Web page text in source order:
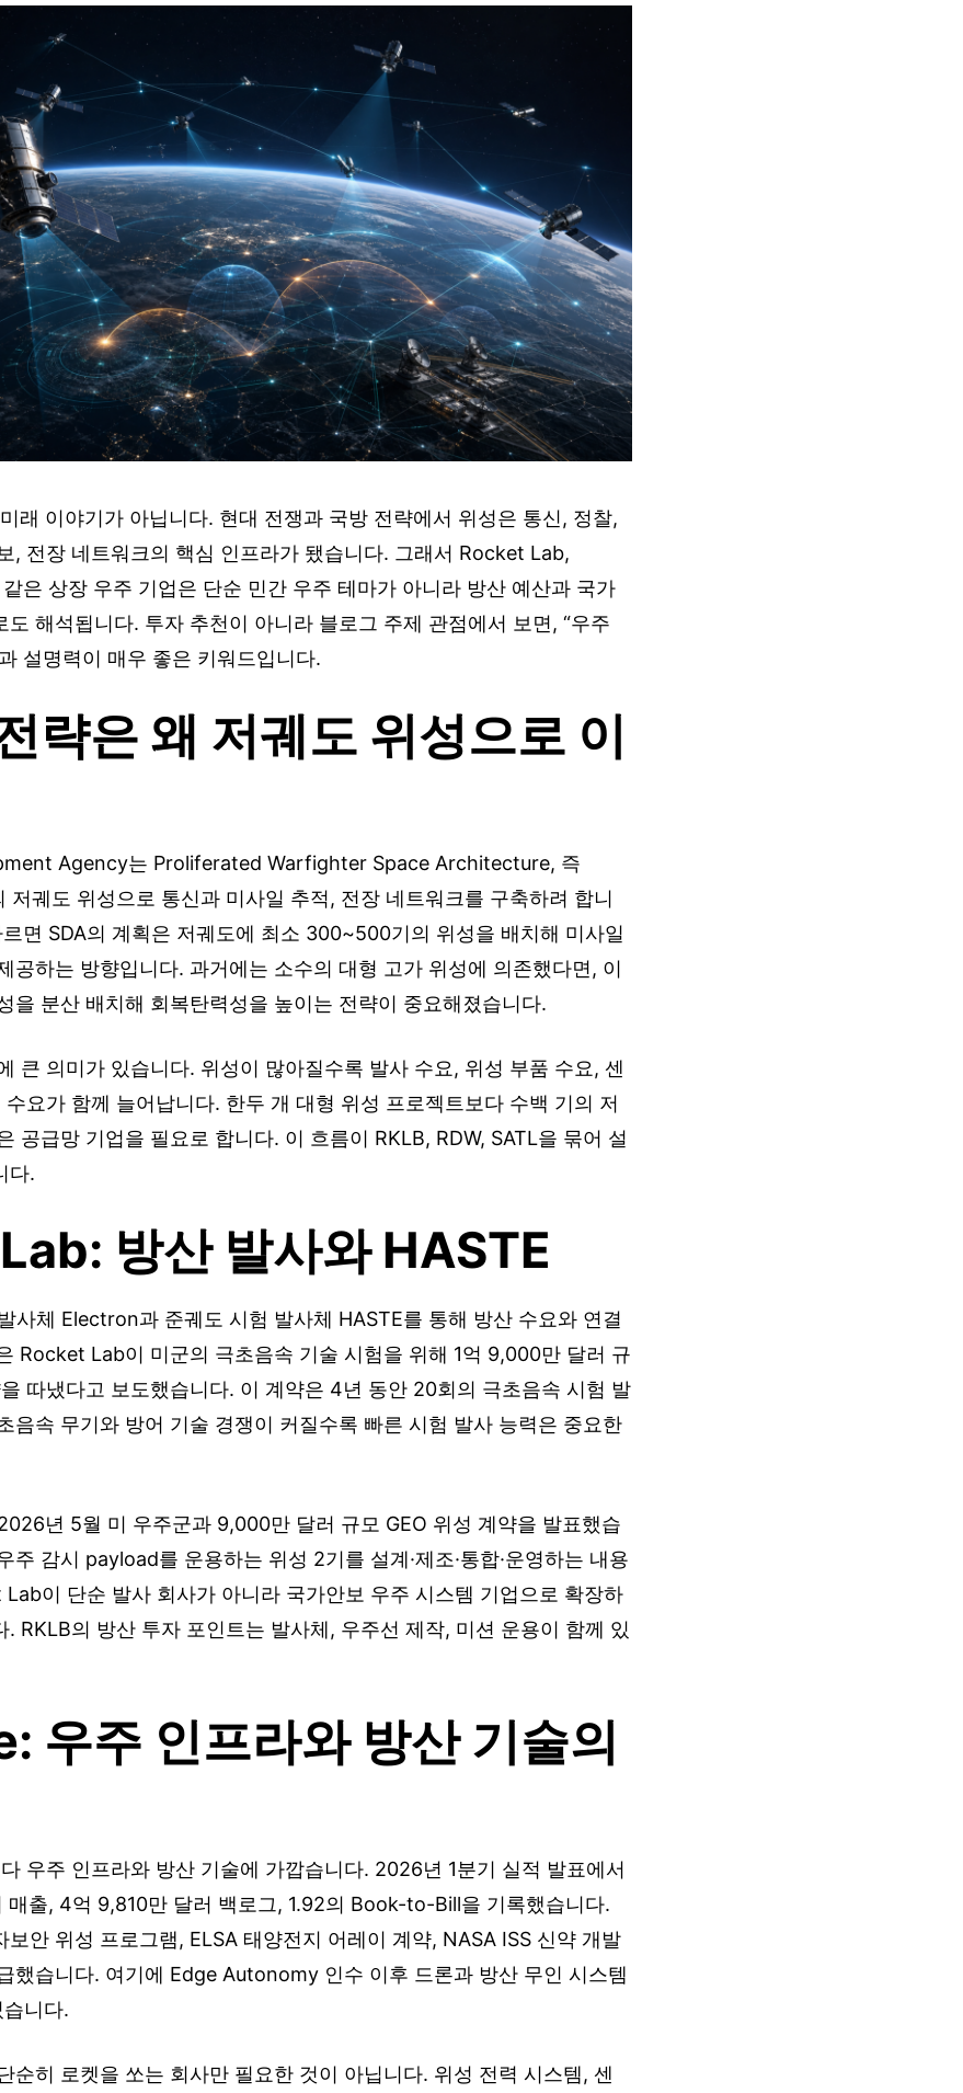
래 이야기가 아닙니다. 현대 전쟁과 국방 전략에서 위성은 통신, 정찰,
, 전장 네트워크의 핵심 인프라가 됐습니다. 그래서 Rocket Lab,
은 상장 우주 기업은 단순 민간 우주 테마가 아니라 방산 예산과 국가
도 해석됩니다. 투자 추천이 아니라 블로그 주제 관점에서 보면, “우주
설명력이 매우 좋은 키워드입니다.
략은 왜 저궤도 위성으로 이
Agency는 Proliferated Warfighter Space Architecture, 즉
저궤도 위성으로 통신과 미사일 추적, 전장 네트워크를 구축하려 합니
면 SDA의 계획은 저궤도에 최소 300~500기의 위성을 배치해 미사일
공하는 방향입니다. 과거에는 소수의 대형 고가 위성에 의존했다면, 이
을 분산 배치해 회복탄력성을 높이는 전략이 중요해졌습니다.
큰 의미가 있습니다. 위성이 많아질수록 발사 수요, 위성 부품 수요, 센
요가 함께 늘어납니다. 한두 개 대형 위성 프로젝트보다 수백 기의 저
공급망 기업을 필요로 합니다. 이 흐름이 RKLB, RDW, SATL을 묶어 설
다.
방산 발사와 HASTE
사체 Electron과 준궤도 시험 발사체 HASTE를 통해 방산 수요와 연결
Rocket Lab이 미군의 극초음속 기술 시험을 위해 1억 9,000만 달러 규
따냈다고 보도했습니다. 이 계약은 4년 동안 20회의 극초음속 시험 발
음속 무기와 방어 기술 경쟁이 커질수록 빠른 시험 발사 능력은 중요한
년 5월 미 우주군과 9,000만 달러 규모 GEO 위성 계약을 발표했습
주 감시 payload를 운용하는 위성 2기를 설계·제조·통합·운영하는 내용
이 단순 발사 회사가 아니라 국가안보 우주 시스템 기업으로 확장하
. RKLB의 방산 투자 포인트는 발사체, 우주선 제작, 미션 운용이 함께 있
우주 인프라와 방산 기술의
우주 인프라와 방산 기술에 가깝습니다. 2026년 1분기 실적 발표에서
매출, 4억 9,810만 달러 백로그, 1.92의 Book-to-Bill을 기록했습니다.
보안 위성 프로그램, ELSA 태양전지 어레이 계약, NASA ISS 신약 개발
했습니다. 여기에 Edge Autonomy 인수 이후 드론과 방산 무인 시스템
니다.
순히 로켓을 쏘는 회사만 필요한 것이 아닙니다. 위성 전력 시스템, 센